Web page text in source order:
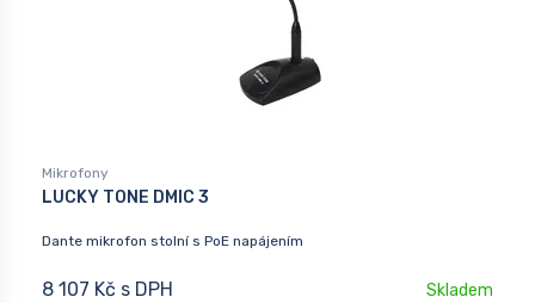
Mikrofony
LUCKY TONE DMIC 3
Dante mikrofon stolní s PoE napájením
8 107 Kč s DPH Skladem